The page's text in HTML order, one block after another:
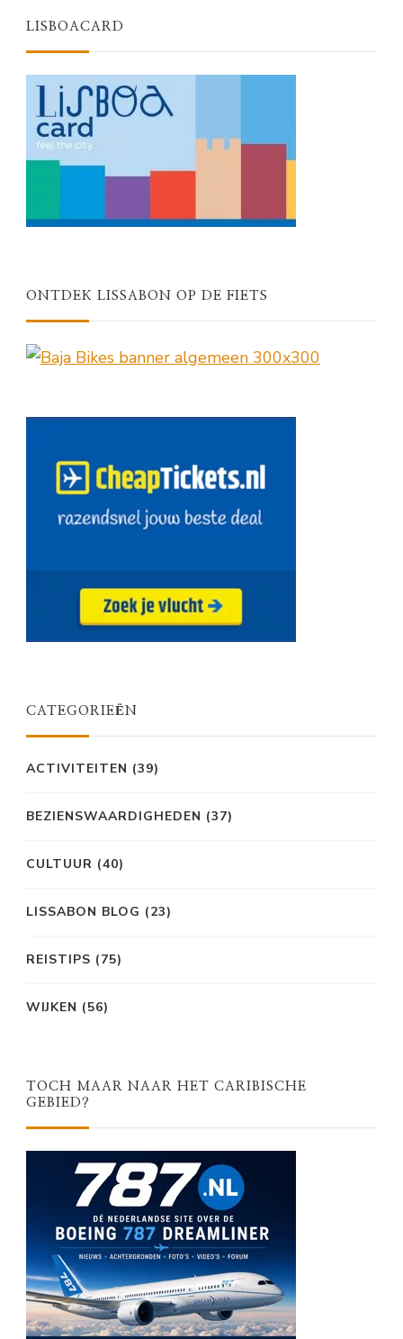
LISBOACARD
ONTDEK LISSABON OP DE FIETS
CATEGORIEËN
ACTIVITEITEN (39)
BEZIENSWAARDIGHEDEN (37)
CULTUUR (40)
LISSABON BLOG (23)
REISTIPS (75)
WIJKEN (56)
TOCH MAAR NAAR HET CARIBISCHE
GEBIED?